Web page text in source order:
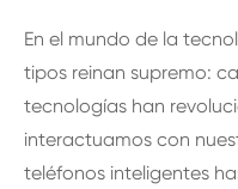
En el mundo de la
tipos reinan supremo:
tecnologías han
interactuamos con
teléfonos inteligentes